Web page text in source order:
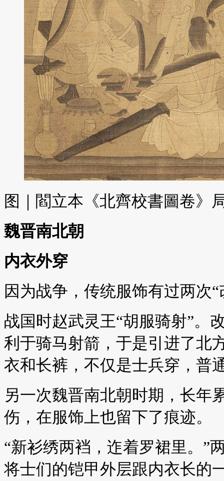
图｜閻立本《北齊校書圖卷》
魏晋南北朝
内衣外穿
因为战争，传统服饰有过两次
战国时赵武灵王“胡服骑射”。
利于骑马射箭，于是引进了北
衣和长裤，不仅是士兵穿，普
另一次魏晋南北朝时期，长年
伤，在服饰上也留下了痕迹。
“新衫绣两裆，迮着罗裙里。”
将士们的铠甲外层跟内衣长的